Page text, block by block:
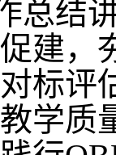
总结
建，
标评
学质